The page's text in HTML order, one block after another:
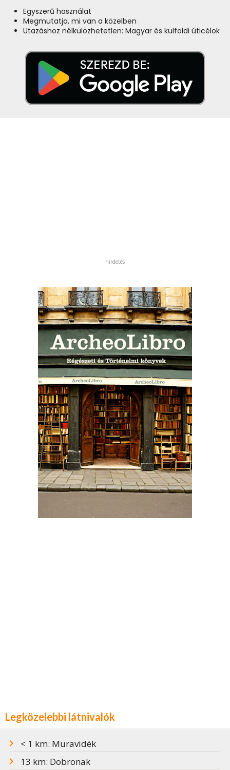
Egyszerű használat
Megmutatja, mi van a közelben
Utazáshoz nélkülözhetetlen: Magyar és külföldi úticélok
hirdetés
Legközelebbi látnivalók
< 1 km: Muravidék
13 km: Dobronak